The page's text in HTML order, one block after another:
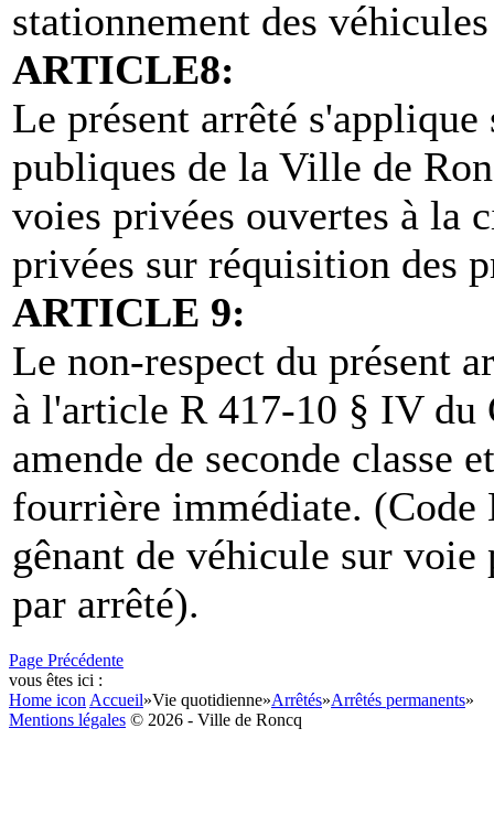
stationnement des
ARTICLE8:
Le présent arrêté
publiques de la Ville de
voies privées ouvertes à la
privées sur réquisition des
ARTICLE 9:
Le non-respect du présent
à l'article R 417-10 § IV du
amende de seconde classe
fourrière immédiate.
gênant de véhicule sur
par arrêté).
Page Précédente
vous êtes ici :
Home icon Accueil»Vie quotidienne»Arrêtés»Arrêtés permanents»
Mentions légales © 2026 - Ville de Roncq